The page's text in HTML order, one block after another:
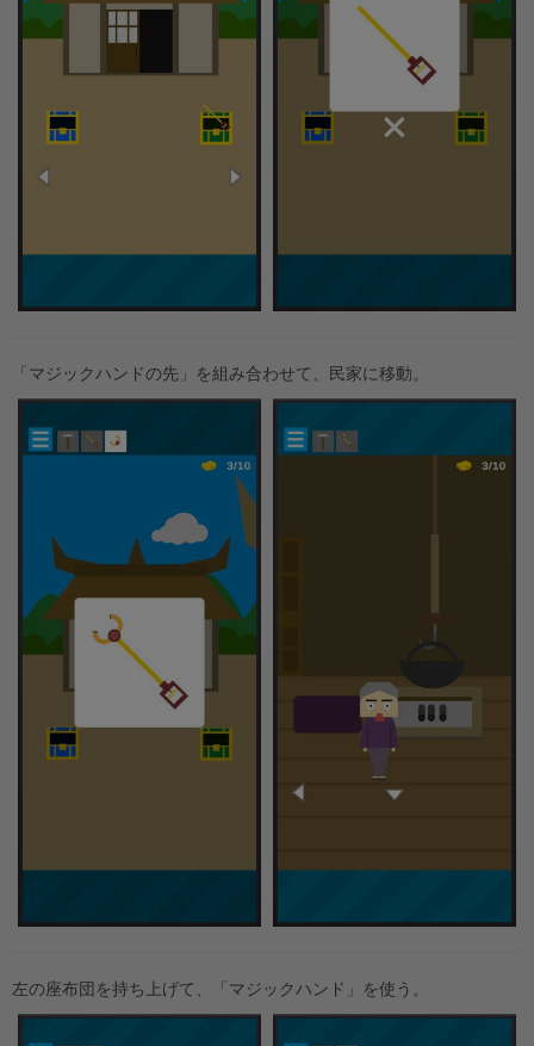
「マジックハンドの先」を組み合わせて、民家に移動。
左の座布団を持ち上げて、「マジックハンド」を使う。